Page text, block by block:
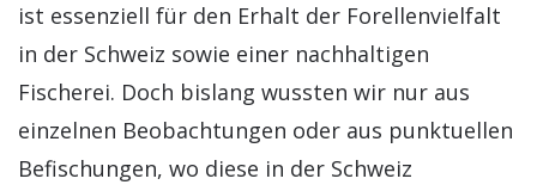
ist essenziell für den Erhalt der Forellenvielfalt
in der Schweiz sowie einer nachhaltigen
Fischerei. Doch bislang wussten wir nur aus
einzelnen Beobachtungen oder aus punktuellen
Befischungen, wo diese in der Schweiz